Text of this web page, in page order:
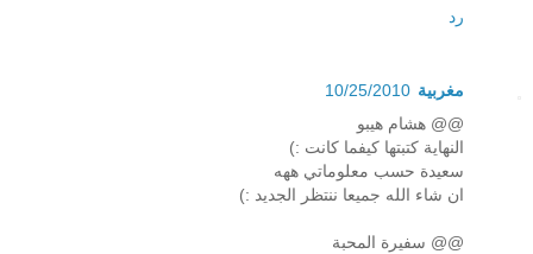
رد
مغربية 10/25/2010
@@ هشام هيبو
النهاية كتبتها كيفما كانت :)
سعيدة حسب معلوماتي ههه
ان شاء الله جميعا ننتظر الجديد :)
@@ سفيرة المحبة